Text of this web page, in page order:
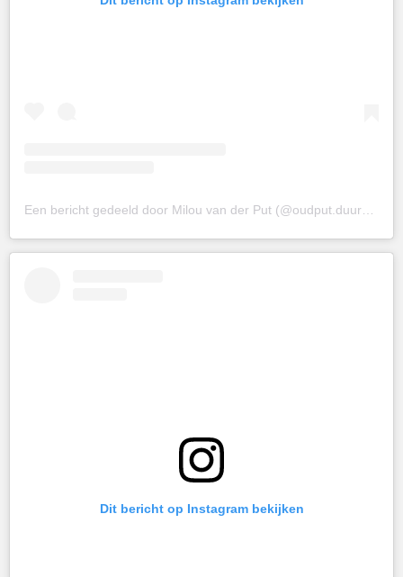
Dit bericht op Instagram bekijken